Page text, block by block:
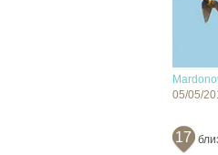
05/05/
17